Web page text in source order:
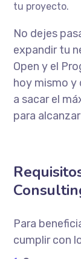
tu proyecto.
No dejes
expandir tu
Open y el
hoy mismo y
a sacar el
para
Para
cumplir con